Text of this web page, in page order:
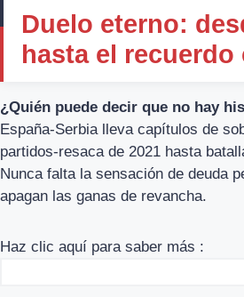
Duelo eterno:
hasta el
¿Quién puede decir que no hay
España-Serbia lleva capítulos de
partidos-resaca de 2021 hasta
Nunca falta la sensación de deuda
apagan las ganas de revancha.
Haz clic aquí para saber más :